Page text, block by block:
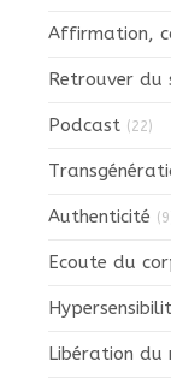
Affirmation,
Retrouver du
Podcast (22)
Authenticité
Ecoute du
Libération du